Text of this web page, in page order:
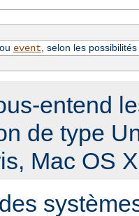
event , selon les
entend
de type
Mac OS